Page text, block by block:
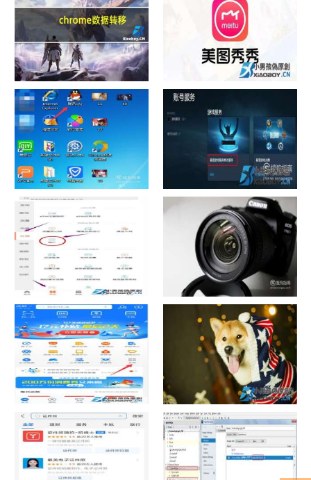
chrome数据转移 怎样给照片换背景
如何看认识QQ好友具体多少天
了
战网怎么修改昵称？
中国联通手机营业厅销户操作
指引
摄影作品的欣赏方法
支付宝怎么拍违章挣钱？
宠物定位器app开发可以解决哪
些问题？